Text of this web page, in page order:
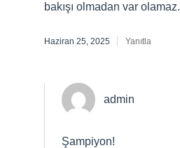
bakışı olmadan var olamaz.
Haziran 25, 2025 Yanıtla
admin
Şampiyon!